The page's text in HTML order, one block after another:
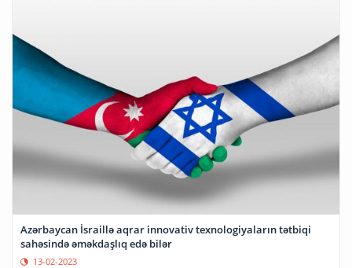
Azərbaycan İsraillə aqrar innovativ texnologiyaların tətbiqi
sahəsində əməkdaşlıq edə bilər
13-02-2023